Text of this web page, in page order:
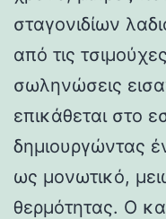
σταγονιδίων
από τις
σωληνώσεις
επικάθεται στο
δημιουργώντας
ως μονωτικό,
θερμότητας. Ο